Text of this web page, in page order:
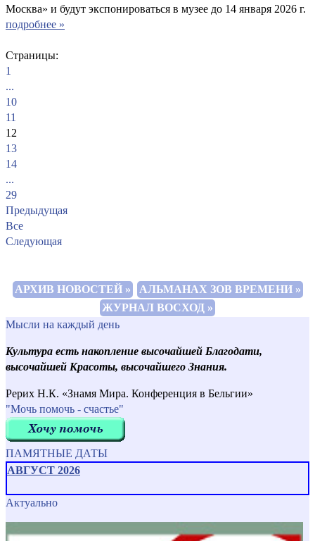
Москва» и будут экспонироваться в музее до 14 января 2026 г.
подробнее »
Страницы:
1
...
10
11
12
13
14
...
29
Предыдущая
Все
Следующая
АРХИВ НОВОСТЕЙ »
АЛЬМАНАХ ЗОВ ВРЕМЕНИ »
ЖУРНАЛ ВОСХОД »
Мысли на каждый день
Культура есть накопление высочайшей Благодати,
высочайшей Красоты, высочайшего Знания.
Рерих Н.К. «Знамя Мира. Конференция в Бельгии»
"Мочь помочь - счастье"
ПАМЯТНЫЕ ДАТЫ
АВГУСТ 2026
Актуально